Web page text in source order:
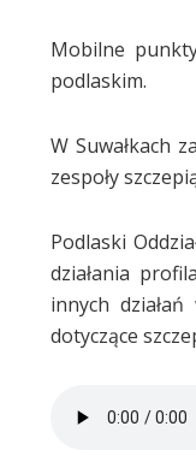
Mobilne
podlaskim.
W Suwałkach
zespoły
Podlaski
działania
innych
dotyczące